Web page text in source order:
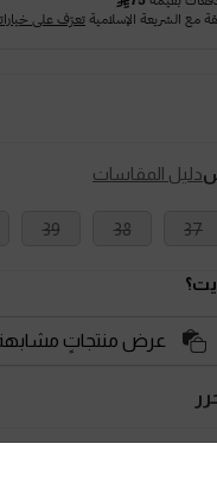
دليل المقاسات
37
38
39
عرض منتجاتٍ